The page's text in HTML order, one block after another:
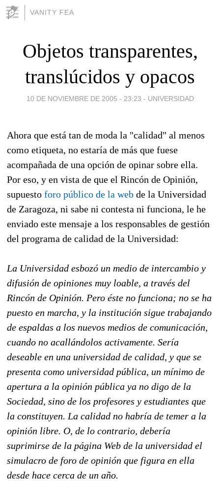
VANITY FEA
Objetos transparentes,
translúcidos y opacos
10 DE NOVIEMBRE DE 2005 - 23:23 - UNIVERSIDAD
Ahora que está tan de moda la "calidad" al menos
como etiqueta, no estaría de más que fuese
acompañada de una opción de opinar sobre ella.
Por eso, y en vista de que el Rincón de Opinión,
supuesto foro público de la web de la Universidad
de Zaragoza, ni sabe ni contesta ni funciona, le he
enviado este mensaje a los responsables de gestión
del programa de calidad de la Universidad:
La Universidad esbozó un medio de intercambio y
difusión de opiniones muy loable, a través del
Rincón de Opinión. Pero éste no funciona; no se ha
puesto en marcha, y la institución sigue trabajando
de espaldas a los nuevos medios de comunicación,
cuando no acallándolos activamente. Sería
deseable en una universidad de calidad, y que se
presenta como universidad pública, un mínimo de
apertura a la opinión pública ya no digo de la
Sociedad, sino de los profesores y estudiantes que
la constituyen. La calidad no habría de temer a la
opinión libre. O, de lo contrario, debería
suprimirse de la página Web de la universidad el
simulacro de foro de opinión que figura en ella
desde hace cerca de un año.